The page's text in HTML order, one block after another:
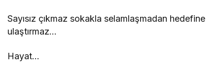
Sayısız çıkmaz sokakla selamlaşmadan hedefine
ulaştırmaz…
Hayat…